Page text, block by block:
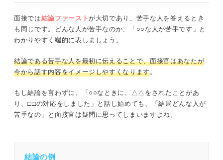
面接では結論ファーストが大切であり、苦手な人を答えるとき
も同じです。どんな人が苦手なのか、「○○な人が苦手です」と
わかりやすく端的に表しましょう。
結論である苦手な人を最初に伝えることで、面接官はあなたが
今から話す内容をイメージしやすくなります。
もし結論を言わずに、「○○なときに、△△をされたことがあ
り、□□の対応をしました」と話し始めても、「結局どんな人が
苦手なの」と面接官は疑問に思ってしまいますよね。
結論の例